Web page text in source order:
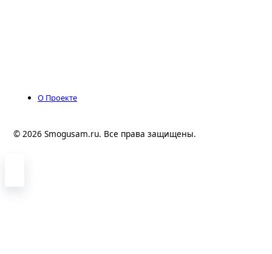
О Проекте
© 2026 Smogusam.ru. Все права защищены.